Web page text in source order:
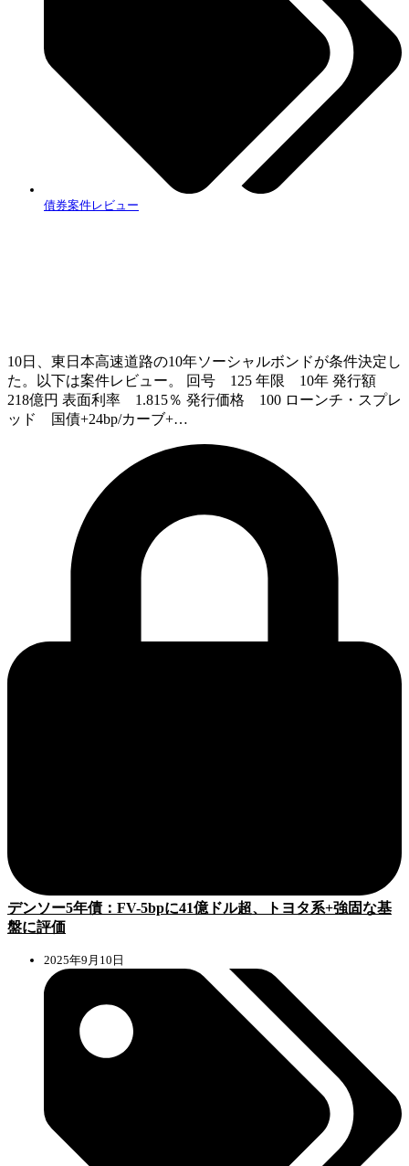
債券案件レビュー
10日、東日本高速道路の10年ソーシャルボンドが条件決定し
た。以下は案件レビュー。 回号 125 年限 10年 発行額
218億円 表面利率 1.815％ 発行価格 100 ローンチ・スプレ
ッド 国債+24bp/カーブ+…
デンソー5年債：FV-5bpに41億ドル超、トヨタ系+強固な基
盤に評価
2025年9月10日